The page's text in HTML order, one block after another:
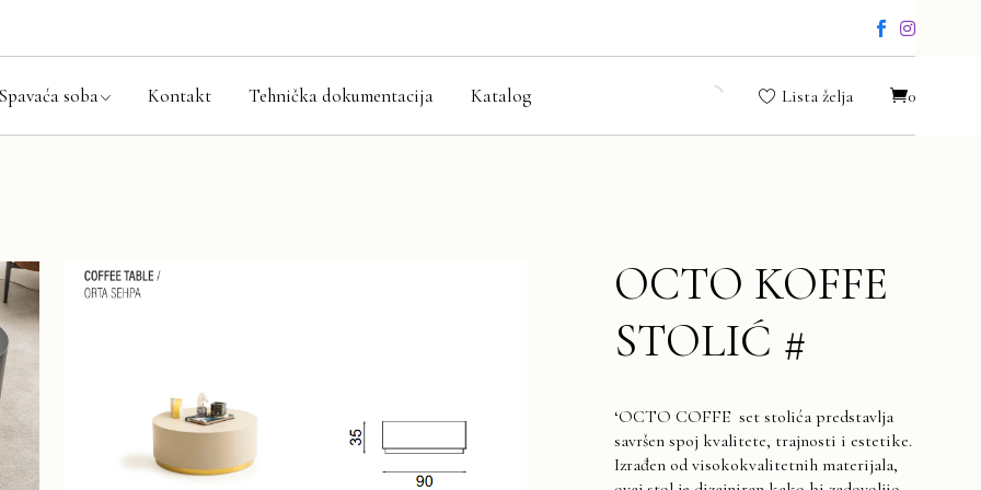
Spavaća soba
ormarići
Komode
Madraci i prostirke
Kontakt Tehnička dokumentacija Katalog Lista želja 0
ormarići
OCTO KOFFE
STOLIĆ #
‘OCTO COFFE set stolića predstavlja
savršen spoj kvalitete, trajnosti i estetike.
Izrađen od visokokvalitetnih materijala,